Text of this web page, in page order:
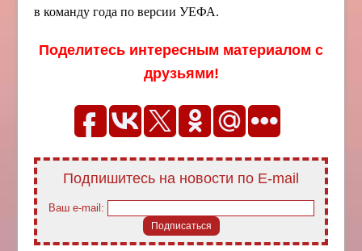
в команду года по версии УЕФА.
Поделитесь интересным материалом с
друзьями!
Подпишитесь на новости по E-mail
Ваш e-mail: